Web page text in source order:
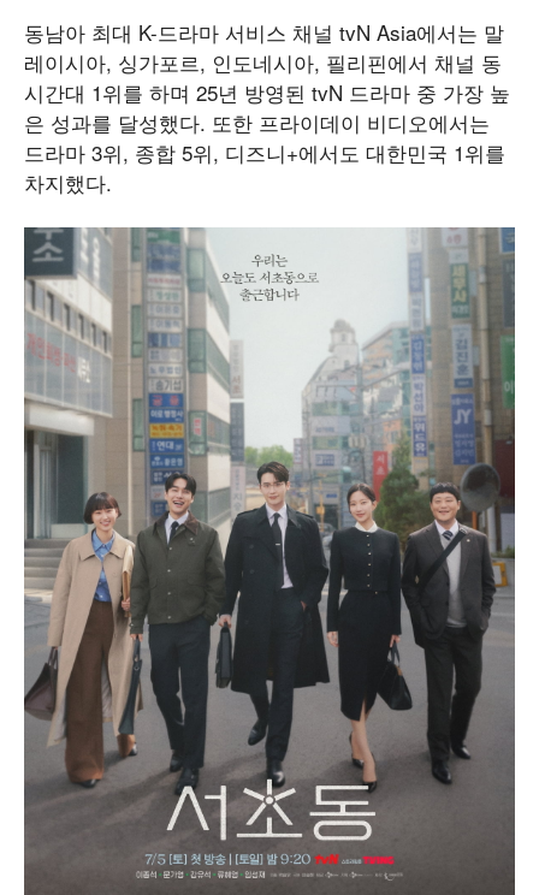
동남아 최대 K-드라마 서비스 채널 tvN Asia에서는 말
레이시아, 싱가포르, 인도네시아, 필리핀에서 채널 동
시간대 1위를 하며 25년 방영된 tvN 드라마 중 가장 높
은 성과를 달성했다. 또한 프라이데이 비디오에서는
드라마 3위, 종합 5위, 디즈니+에서도 대한민국 1위를
차지했다.